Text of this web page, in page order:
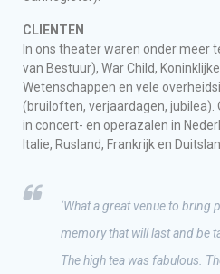
CLIENTEN
In ons theater waren onder meer
van Bestuur), War Child,
Wetenschappen en vele
(bruiloften, verjaardagen,
in concert- en operazalen in
Italie, Rusland, Frankrijk en
‘What a great venue to bring
memory that will last and be
The high tea was fabulous.